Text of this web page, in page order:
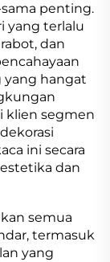
penting.
yang terlalu
dan
hangat
klien segmen
ini secara
dan
semua
termasuk
yang